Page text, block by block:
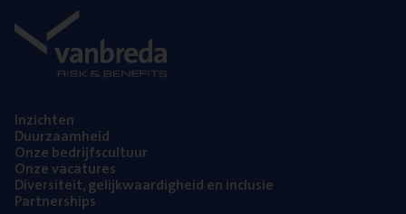
Inzich­ten
Duur­zaam­heid
Onze bedrijfs­cul­tuur
Onze vaca­tu­res
Diver­si­teit, gelijk­waar­dig­heid en inclusie
Part­ner­ships